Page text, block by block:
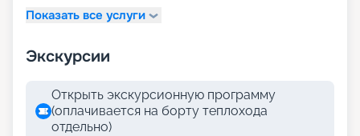
Показать все услуги
Экскурсии
Открыть экскурсионную программу
(оплачивается на борту теплохода
отдельно)